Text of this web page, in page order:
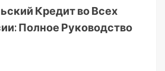
Кредит во Всех
Полное Руководство